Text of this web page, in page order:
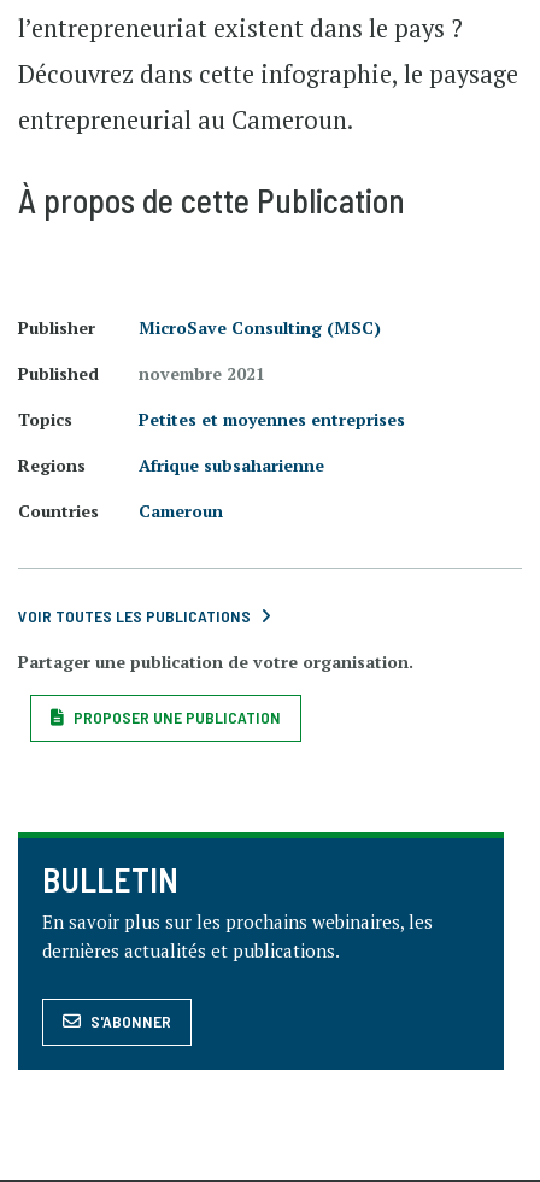
l’entrepreneuriat existent dans le pays ?
Découvrez dans cette infographie, le paysage
entrepreneurial au Cameroun.
À propos de cette Publication
Publisher
MicroSave Consulting (MSC)
Published
novembre 2021
Topics
Petites et moyennes entreprises
Regions
Afrique subsaharienne
Countries
Cameroun
VOIR TOUTES LES PUBLICATIONS
Partager une publication de votre organisation.
PROPOSER UNE PUBLICATION
BULLETIN
En savoir plus sur les prochains webinaires, les
dernières actualités et publications.
S'ABONNER